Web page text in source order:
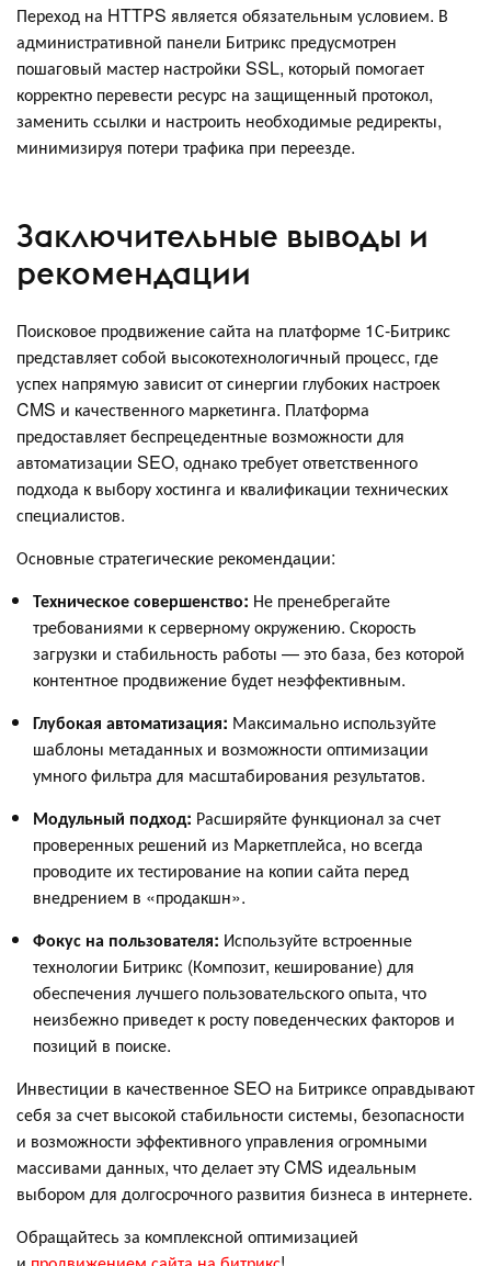
Переход на HTTPS является обязательным условием. В
административной панели Битрикс предусмотрен
пошаговый мастер настройки SSL, который помогает
корректно перевести ресурс на защищенный протокол,
заменить ссылки и настроить необходимые редиректы,
минимизируя потери трафика при переезде.
Заключительные выводы и
рекомендации
Поисковое продвижение сайта на платформе 1С-Битрикс
представляет собой высокотехнологичный процесс, где
успех напрямую зависит от синергии глубоких настроек
CMS и качественного маркетинга. Платформа
предоставляет беспрецедентные возможности для
автоматизации SEO, однако требует ответственного
подхода к выбору хостинга и квалификации технических
специалистов.
Основные стратегические рекомендации:
Техническое совершенство: Не пренебрегайте
требованиями к серверному окружению. Скорость
загрузки и стабильность работы — это база, без которой
контентное продвижение будет неэффективным.
Глубокая автоматизация: Максимально используйте
шаблоны метаданных и возможности оптимизации
умного фильтра для масштабирования результатов.
Модульный подход: Расширяйте функционал за счет
проверенных решений из Маркетплейса, но всегда
проводите их тестирование на копии сайта перед
внедрением в «продакшн».
Фокус на пользователя: Используйте встроенные
технологии Битрикс (Композит, кеширование) для
обеспечения лучшего пользовательского опыта, что
неизбежно приведет к росту поведенческих факторов и
позиций в поиске.
Инвестиции в качественное SEO на Битриксе оправдывают
себя за счет высокой стабильности системы, безопасности
и возможности эффективного управления огромными
массивами данных, что делает эту CMS идеальным
выбором для долгосрочного развития бизнеса в интернете.
Обращайтесь за комплексной оптимизацией